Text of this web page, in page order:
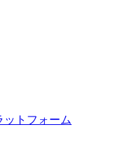
ットフォーム